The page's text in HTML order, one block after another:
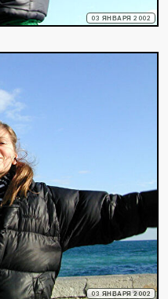
03 ЯНВАРЯ 2002
03 ЯНВАРЯ 2002